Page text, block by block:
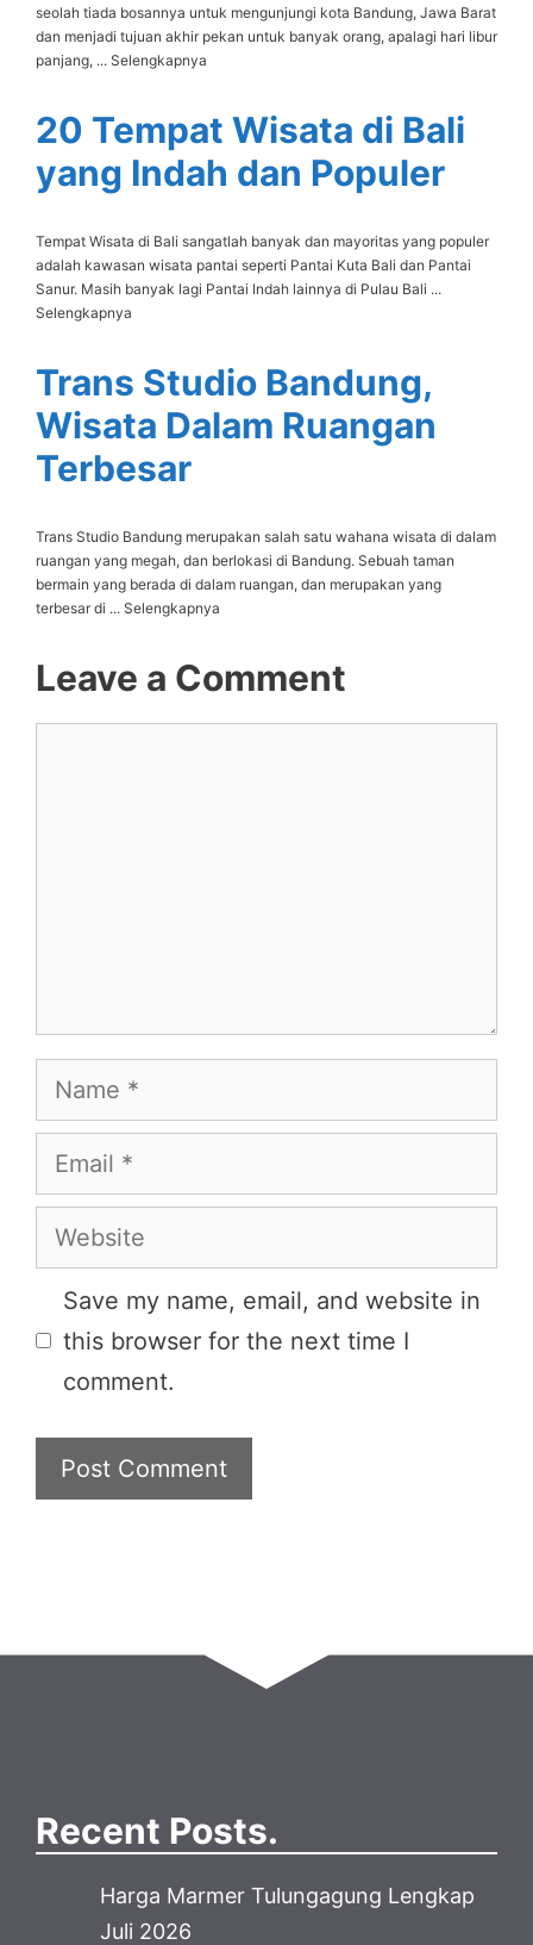
seolah tiada bosannya untuk mengunjungi kota Bandung, Jawa Barat
dan menjadi tujuan akhir pekan untuk banyak orang, apalagi hari libur
panjang, ... Selengkapnya
20 Tempat Wisata di Bali
yang Indah dan Populer
Tempat Wisata di Bali sangatlah banyak dan mayoritas yang populer
adalah kawasan wisata pantai seperti Pantai Kuta Bali dan Pantai
Sanur. Masih banyak lagi Pantai Indah lainnya di Pulau Bali ...
Selengkapnya
Trans Studio Bandung,
Wisata Dalam Ruangan
Terbesar
Trans Studio Bandung merupakan salah satu wahana wisata di dalam
ruangan yang megah, dan berlokasi di Bandung. Sebuah taman
bermain yang berada di dalam ruangan, dan merupakan yang
terbesar di ... Selengkapnya
Leave a Comment
Name
Email
Website
Save my name, email, and website in
this browser for the next time I
comment.
Recent Posts.
Harga Marmer Tulungagung Lengkap
Juli 2026